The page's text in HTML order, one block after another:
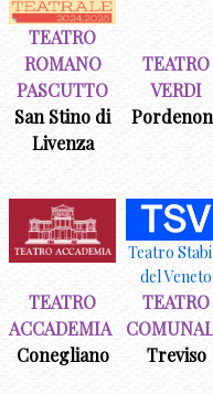
TEATRO
ROMANO
PASCUTTO
San Stino di
Livenza
TEATRO
VERDI
Teatro
del Veneto
TEATRO
ACCADEMIA
Conegliano
TEATRO
Treviso